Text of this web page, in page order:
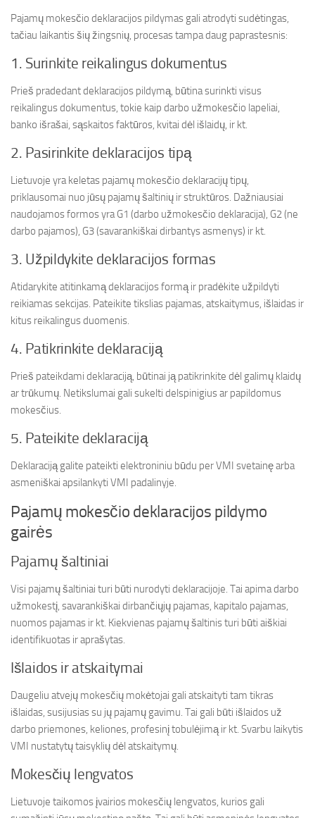
Pajamų mokesčio deklaracijos pildymas gali atrodyti sudėtingas,
tačiau laikantis šių žingsnių, procesas tampa daug paprastesnis:
1. Surinkite reikalingus dokumentus
Prieš pradedant deklaracijos pildymą, būtina surinkti visus
reikalingus dokumentus, tokie kaip darbo užmokesčio lapeliai,
banko išrašai, sąskaitos faktūros, kvitai dėl išlaidų, ir kt.
2. Pasirinkite deklaracijos tipą
Lietuvoje yra keletas pajamų mokesčio deklaracijų tipų,
priklausomai nuo jūsų pajamų šaltinių ir struktūros. Dažniausiai
naudojamos formos yra G1 (darbo užmokesčio deklaracija), G2 (ne
darbo pajamos), G3 (savarankiškai dirbantys asmenys) ir kt.
3. Užpildykite deklaracijos formas
Atidarykite atitinkamą deklaracijos formą ir pradėkite užpildyti
reikiamas sekcijas. Pateikite tikslias pajamas, atskaitymus, išlaidas ir
kitus reikalingus duomenis.
4. Patikrinkite deklaraciją
Prieš pateikdami deklaraciją, būtinai ją patikrinkite dėl galimų klaidų
ar trūkumų. Netikslumai gali sukelti delspinigius ar papildomus
mokesčius.
5. Pateikite deklaraciją
Deklaraciją galite pateikti elektroniniu būdu per VMI svetainę arba
asmeniškai apsilankyti VMI padalinyje.
Pajamų mokesčio deklaracijos pildymo
gairės
Pajamų šaltiniai
Visi pajamų šaltiniai turi būti nurodyti deklaracijoje. Tai apima darbo
užmokestį, savarankiškai dirbančiųjų pajamas, kapitalo pajamas,
nuomos pajamas ir kt. Kiekvienas pajamų šaltinis turi būti aiškiai
identifikuotas ir aprašytas.
Išlaidos ir atskaitymai
Daugeliu atvejų mokesčių mokėtojai gali atskaityti tam tikras
išlaidas, susijusias su jų pajamų gavimu. Tai gali būti išlaidos už
darbo priemones, keliones, profesinį tobulėjimą ir kt. Svarbu laikytis
VMI nustatytų taisyklių dėl atskaitymų.
Mokesčių lengvatos
Lietuvoje taikomos įvairios mokesčių lengvatos, kurios gali